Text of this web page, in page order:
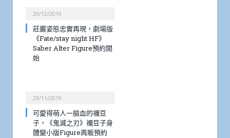
20/12/2019
莊嚴姿態忠實再現，劇場版
《Fate/stay night HF》
Saber Alter Figure預約開
始
29/11/2019
可愛得萌人一臉血的禰豆
子，《鬼滅之刃》禰豆子身
體變小版Figure再販預約